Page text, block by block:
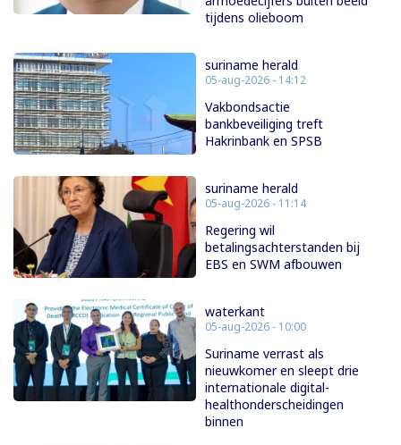
tijdens olieboom
suriname herald
05-aug-2026 - 14:12
Vakbondsactie
bankbeveiliging treft
Hakrinbank en SPSB
suriname herald
05-aug-2026 - 11:14
Regering wil
betalingsachterstanden bij
EBS en SWM afbouwen
waterkant
05-aug-2026 - 10:00
Suriname verrast als
nieuwkomer en sleept drie
internationale digital-
healthonderscheidingen
binnen